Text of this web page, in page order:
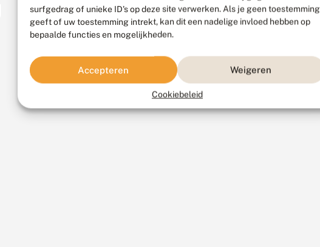
surfgedrag of unieke ID's op deze site verwerken. Als je geen toestemming
geeft of uw toestemming intrekt, kan dit een nadelige invloed hebben op
bepaalde functies en mogelijkheden.
Accepteren Weigeren
Cookiebeleid